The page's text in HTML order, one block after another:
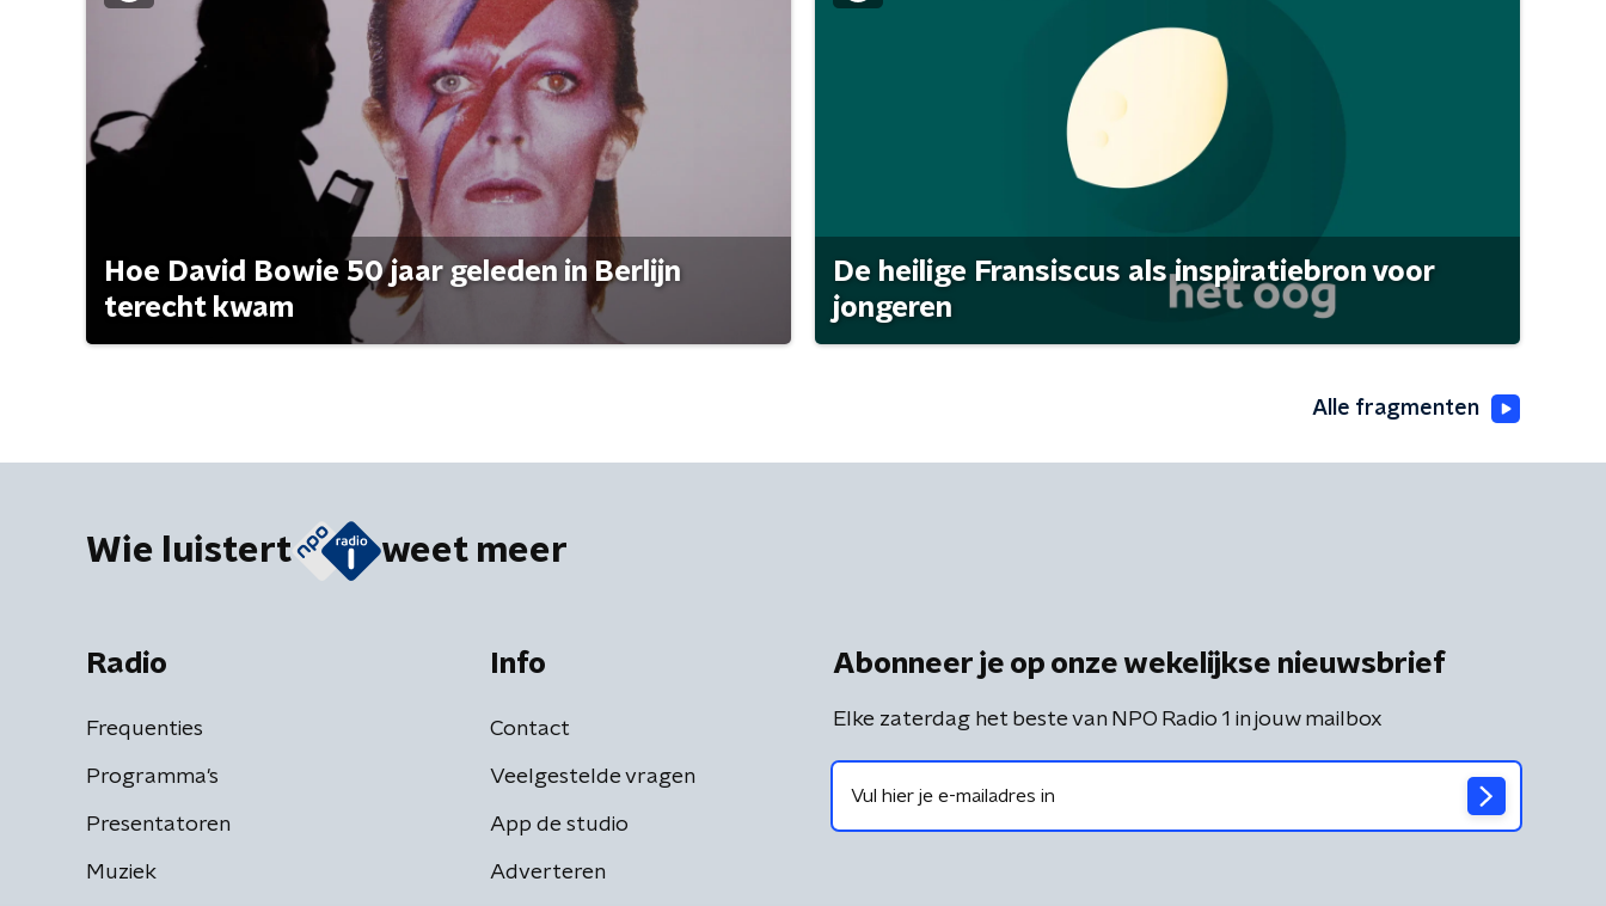
Hoe David Bowie 50 jaar geleden in Berlijn
terecht kwam
De heilige Fransiscus als inspiratiebron voor
jongeren
Alle fragmenten
Wie luistert weet meer
Radio
Frequenties
Programma's
Presentatoren
Muziek
Info
Contact
Veelgestelde vragen
App de studio
Adverteren
Abonneer je op onze wekelijkse nieuwsbrief
Elke zaterdag het beste van NPO Radio 1 in jouw mailbox